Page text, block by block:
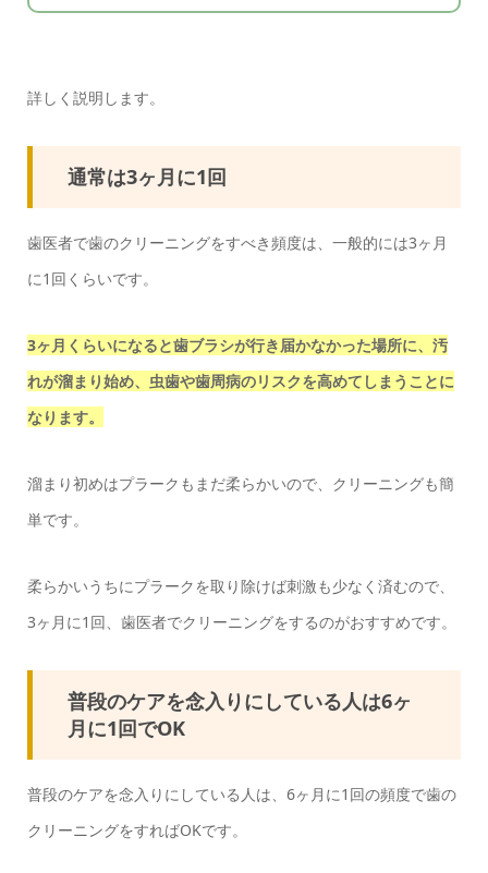
詳しく説明します。
通常は3ヶ月に1回
歯医者で歯のクリーニングをすべき頻度は、一般的には3ヶ月
に1回くらいです。
3ヶ月くらいになると歯ブラシが行き届かなかった場所に、汚
れが溜まり始め、虫歯や歯周病のリスクを高めてしまうことに
なります。
溜まり初めはプラークもまだ柔らかいので、クリーニングも簡
単です。
柔らかいうちにプラークを取り除けば刺激も少なく済むので、
3ヶ月に1回、歯医者でクリーニングをするのがおすすめです。
普段のケアを念入りにしている人は6ヶ
月に1回でOK
普段のケアを念入りにしている人は、6ヶ月に1回の頻度で歯の
クリーニングをすればOKです。